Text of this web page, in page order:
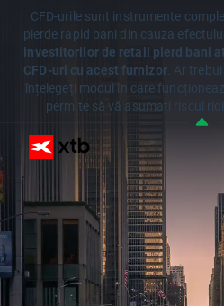
CFD-urile sunt instrumente
pierde rapid bani din cauza
investitorilor de retail pierd bani
CFD-uri cu acest furnizor. Ar
înțelegeți modul în care
permite să vă asumați riscul